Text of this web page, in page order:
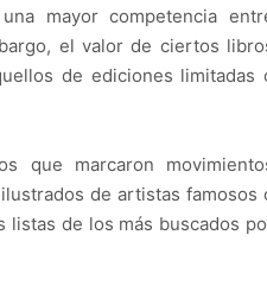
mayor competencia
el valor de ciertos
de ediciones limitadas
que marcaron
de artistas famosos
listas de los más buscados